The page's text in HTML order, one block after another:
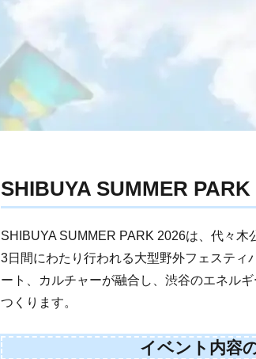
SHIBUYA SUMMER PARK
SHIBUYA SUMMER PARK 2026は、代々
3日間にわたり行われる大型野外フェスティ
ート、カルチャーが融合し、渋谷のエネル
つくります。
イベント内容